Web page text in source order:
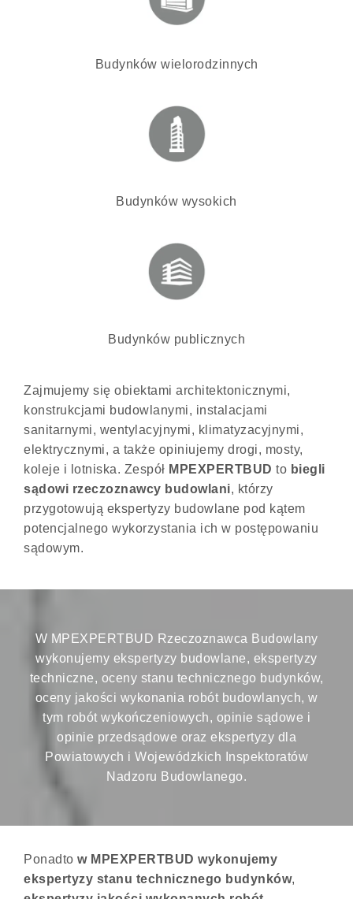
Budynków wielorodzinnych
Budynków wysokich
Budynków publicznych
Zajmujemy się obiektami architektonicznymi,
konstrukcjami budowlanymi, instalacjami
sanitarnymi, wentylacyjnymi, klimatyzacyjnymi,
elektrycznymi, a także opiniujemy drogi, mosty,
koleje i lotniska. Zespół MPEXPERTBUD to biegli
sądowi rzeczoznawcy budowlani, którzy
przygotowują ekspertyzy budowlane pod kątem
potencjalnego wykorzystania ich w postępowaniu
sądowym.
W MPEXPERTBUD Rzeczoznawca Budowlany
wykonujemy ekspertyzy budowlane, ekspertyzy
techniczne, oceny stanu technicznego budynków,
oceny jakości wykonania robót budowlanych, w
tym robót wykończeniowych, opinie sądowe i
opinie przedsądowe oraz ekspertyzy dla
Powiatowych i Wojewódzkich Inspektoratów
Nadzoru Budowlanego.
Ponadto w MPEXPERTBUD wykonujemy
ekspertyzy stanu technicznego budynków,